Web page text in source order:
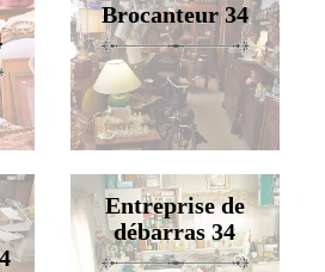
Brocanteur 34
Entreprise de
débarras 34